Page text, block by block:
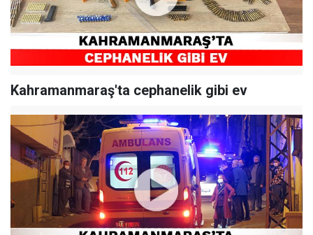
Kahramanmaraş'ta cephanelik gibi ev